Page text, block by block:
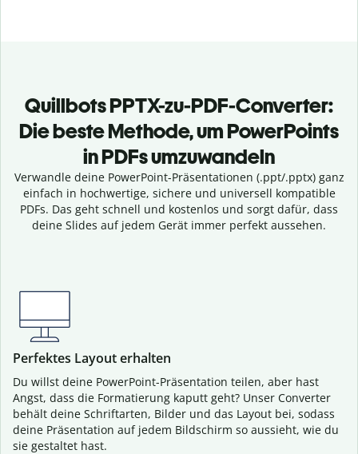
Quillbots PPTX-zu-PDF-Converter:
Die beste Methode, um PowerPoints
in PDFs umzuwandeln
Verwandle deine PowerPoint-Präsentationen (.ppt/.pptx) ganz
einfach in hochwertige, sichere und universell kompatible
PDFs. Das geht schnell und kostenlos und sorgt dafür, dass
deine Slides auf jedem Gerät immer perfekt aussehen.
Perfektes Layout erhalten
Du willst deine PowerPoint-Präsentation teilen, aber hast
Angst, dass die Formatierung kaputt geht? Unser Converter
behält deine Schriftarten, Bilder und das Layout bei, sodass
deine Präsentation auf jedem Bildschirm so aussieht, wie du
sie gestaltet hast.